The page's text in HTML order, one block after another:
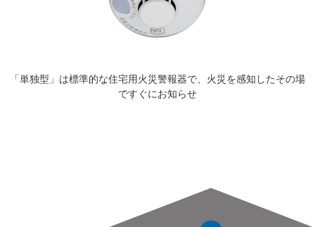
「単独型」は標準的な住宅用火災警報器で、火災を感知したその場
ですぐにお知らせ